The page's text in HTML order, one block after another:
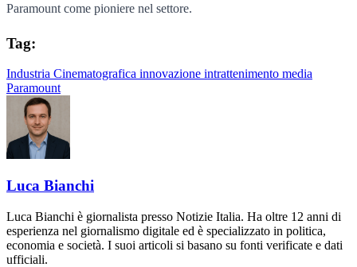
Paramount come pioniere nel settore.
Tag:
Industria Cinematografica innovazione intrattenimento media
Paramount
Luca Bianchi
Luca Bianchi è giornalista presso Notizie Italia. Ha oltre 12 anni di
esperienza nel giornalismo digitale ed è specializzato in politica,
economia e società. I suoi articoli si basano su fonti verificate e dati
ufficiali.